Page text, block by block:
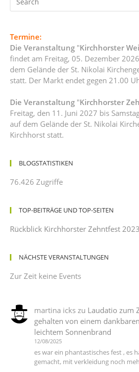
Termine:
Die Veranstaltung "Kirchhorster
findet am Freitag, 05. Dezember
dem Gelände der St. Nikolai
statt. Der Markt endet gegen 21.00
Die Veranstaltung "Kirchhorster
Freitag, den 11. Juni 2027 bis
auf dem Gelände der St. Nikolai
Kirchhorst statt.
BLOGSTATISTIKEN
76.426 Zugriffe
TOP-BEITRÄGE UND TOP-SEITEN
Rückblick Kirchhorster Zehntfest
NÄCHSTE VERANSTALTUNGEN
Zur Zeit keine Events
martina ickszu Laudatio zum
gehalten von einem
leichtem Sonnenbrand
12/08/2025
es war ein phantastisches fest , es
gemacht, mit verkleidung noch